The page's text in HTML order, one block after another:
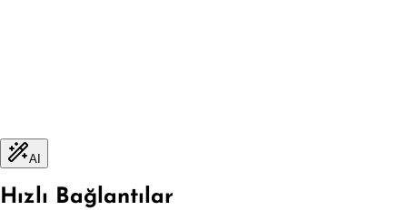
AI
Hızlı Bağlantılar